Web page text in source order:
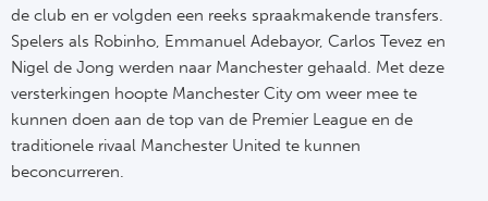
de club en er volgden een reeks spraakmakende transfers.
Spelers als Robinho, Emmanuel Adebayor, Carlos Tevez en
Nigel de Jong werden naar Manchester gehaald. Met deze
versterkingen hoopte Manchester City om weer mee te
kunnen doen aan de top van de Premier League en de
traditionele rivaal Manchester United te kunnen
beconcurreren.